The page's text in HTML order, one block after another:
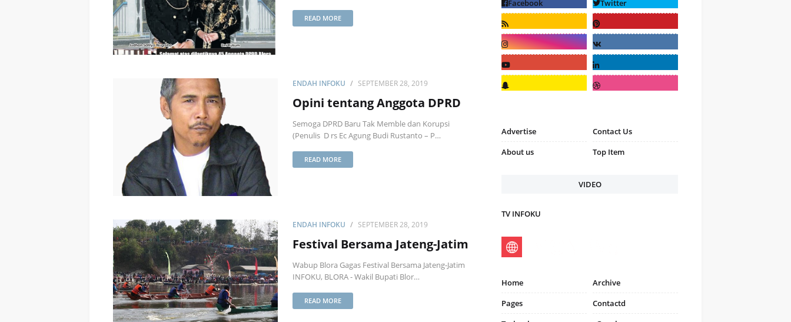
READ MORE
ENDAH INFOKU SEPTEMBER 28, 2019
Opini tentang Anggota DPRD
Semoga DPRD Baru Tak Memble dan Korupsi
(Penulis D rs Ec Agung Budi Rustanto – P…
READ MORE
ENDAH INFOKU SEPTEMBER 28, 2019
Festival Bersama Jateng-Jatim
Wabup Blora Gagas Festival Bersama Jateng-Jatim
INFOKU, BLORA - Wakil Bupati Blor…
READ MORE
Advertise
Contact Us
About us
Top Item
VIDEO
TV INFOKU
Home
Archive
Pages
Contactd